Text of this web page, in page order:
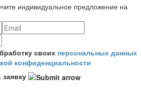
индивидуальное предложение на
своих персональных данных
конфиденциальности